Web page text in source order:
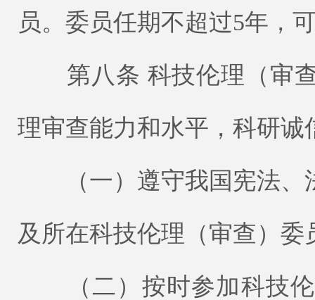
员。委员任期不超过5年，
第八条 科技伦理（审查
理审查能力和水平，科研
（一）遵守我国宪法、
及所在科技伦理（审查）委
（二）按时参加科技伦